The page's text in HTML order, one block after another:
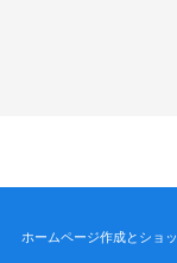
ホームページ作成とショ